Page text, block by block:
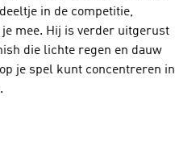
in de competitie,
mee. Hij is verder uitgerust
die lichte regen en dauw
je spel kunt concentreren in